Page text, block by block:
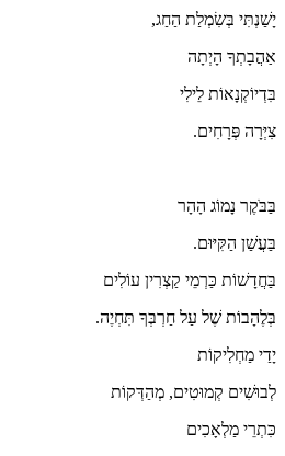
יָשַׁנְתִּי בְּשִׂמְלַת הַחַג,
אַהֲבָתְךָ הָיְתָה
בִּדְיוֹקְנָאוֹת לֵילִי
צִיְּרָה פְּרָחִים.
בַּבֹּקֶר נָמוֹג הָהָר
בַּעֲשַׁן הַקִּיּוּם.
בַּחֲדָשׁוֹת כַּרְמֵי קַצְרִין עוֹלִים
בְּלֶהָבוֹת שֶׁל עַל חַרְבְּךָ תִּחְיֶה.
יָדַי מַחְלִיקוֹת
לְבוּשִׁים קְמוּטִים, מְהַדְּקוֹת
כִּתְרֵי מַלְאָכִים